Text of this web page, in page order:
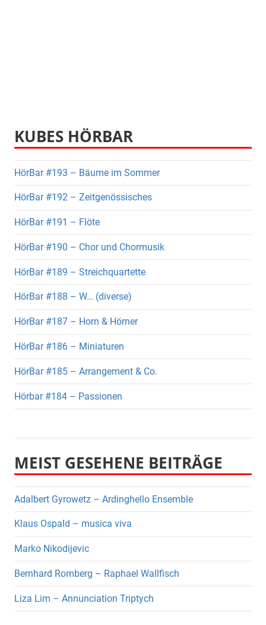
KUBES HÖRBAR
HörBar #193 – Bäume im Sommer
HörBar #192 – Zeitgenössisches
HörBar #191 – Flöte
HörBar #190 – Chor und Chormusik
HörBar #189 – Streichquartette
HörBar #188 – W… (diverse)
HörBar #187 – Horn & Hörner
HörBar #186 – Miniaturen
HörBar #185 – Arrangement & Co.
Hörbar #184 – Passionen
MEIST GESEHENE BEITRÄGE
Adalbert Gyrowetz – Ardinghello Ensemble
Klaus Ospald – musica viva
Marko Nikodijevic
Bernhard Romberg – Raphael Wallfisch
Liza Lim – Annunciation Triptych